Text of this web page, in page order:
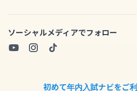
ソーシャルメディアでフォロー
初めて年内入試ナビをご